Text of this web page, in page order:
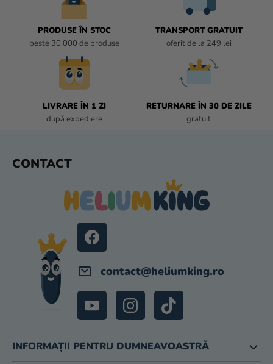
PRODUSE ÎN STOC
peste 30.000 de produse
TRANSPORT GRATUIT
oferit de la 249 lei
LIVRARE ÎN 1 ZI
după expediere
RETURNARE ÎN 30 DE ZILE
gratuit
CONTACT
contact@heliumking.ro
INFORMAȚII PENTRU DUMNEAVOASTRĂ